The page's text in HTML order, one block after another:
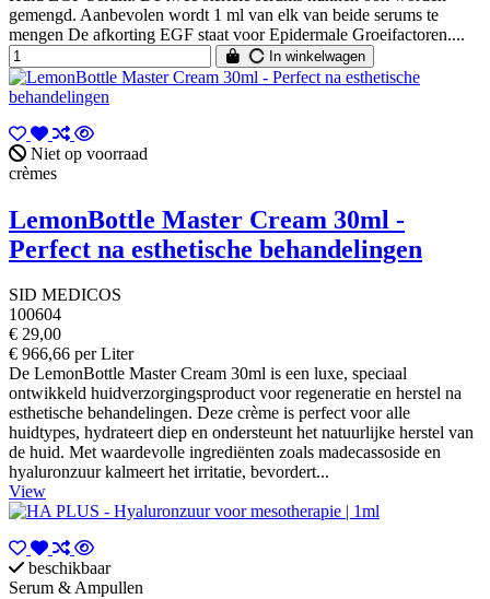
gemengd. Aanbevolen wordt 1 ml van elk van beide serums te
mengen De afkorting EGF staat voor Epidermale Groeifactoren....
In winkelwagen
Niet op voorraad
crèmes
LemonBottle Master Cream 30ml -
Perfect na esthetische behandelingen
SID MEDICOS
100604
€ 29,00
€ 966,66 per Liter
De LemonBottle Master Cream 30ml is een luxe, speciaal
ontwikkeld huidverzorgingsproduct voor regeneratie en herstel na
esthetische behandelingen. Deze crème is perfect voor alle
huidtypes, hydrateert diep en ondersteunt het natuurlijke herstel van
de huid. Met waardevolle ingrediënten zoals madecassoside en
hyaluronzuur kalmeert het irritatie, bevordert...
View
beschikbaar
Serum & Ampullen